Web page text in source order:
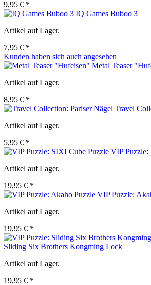
9,95 € *
IQ Games Buboo 3
Artikel auf Lager.
7,95 € *
Kunden haben sich auch angesehen
Metal Teaser
Artikel auf Lager.
8,95 € *
Travel
Artikel auf Lager.
5,95 € *
VIP Puzzle:
Artikel auf Lager.
19,95 € *
VIP Puzzle:
Artikel auf Lager.
19,95 € *
Sliding Six Brothers Kongming Lock
Artikel auf Lager.
19,95 € *